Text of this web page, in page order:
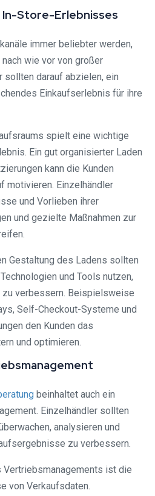
Store-Erlebnisses
immer beliebter werden,
wie vor von großer
sollten darauf abzielen, ein
Einkaufserlebnis für ihre
spielt eine wichtige
Ein gut organisierter Laden
kann die Kunden
motivieren. Einzelhändler
und Vorlieben ihrer
und gezielte Maßnahmen zur
Gestaltung des Ladens sollten
und Tools nutzen,
verbessern. Beispielsweise
Self-Checkout-Systeme und
den Kunden das
und optimieren.
beinhaltet auch ein
Einzelhändler sollten
analysieren und
zu verbessern.
ist die
von Verkaufsdaten.